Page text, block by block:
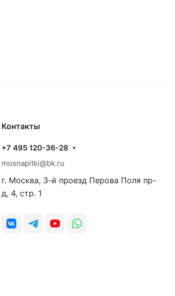
Контакты
+7 495 120-36-28
mosnapitki@bk.ru
г. Москва, 3-й проезд Перова Поля пр-
д, 4, стр. 1